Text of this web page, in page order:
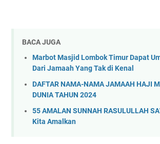
BACA JUGA
Marbot Masjid Lombok Timur Dapat
Dari Jamaah Yang Tak di Kenal
DAFTAR NAMA-NAMA JAMAAH HAJI
DUNIA TAHUN 2024
55 AMALAN SUNNAH RASULULLAH
Kita Amalkan